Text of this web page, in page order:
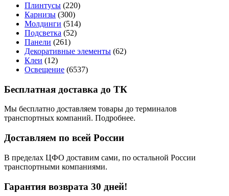
Плинтусы (220)
Карнизы (300)
Молдинги (514)
Подсветка (52)
Панели (261)
Декоративные элементы (62)
Клеи (12)
Освещение (6537)
Бесплатная доставка до ТК
Мы бесплатно доставляем товары до терминалов
транспортных компаний. Подробнее.
Доставляем по всей России
В пределах ЦФО доставим сами, по остальной России
транспортными компаниями.
Гарантия возврата 30 дней!